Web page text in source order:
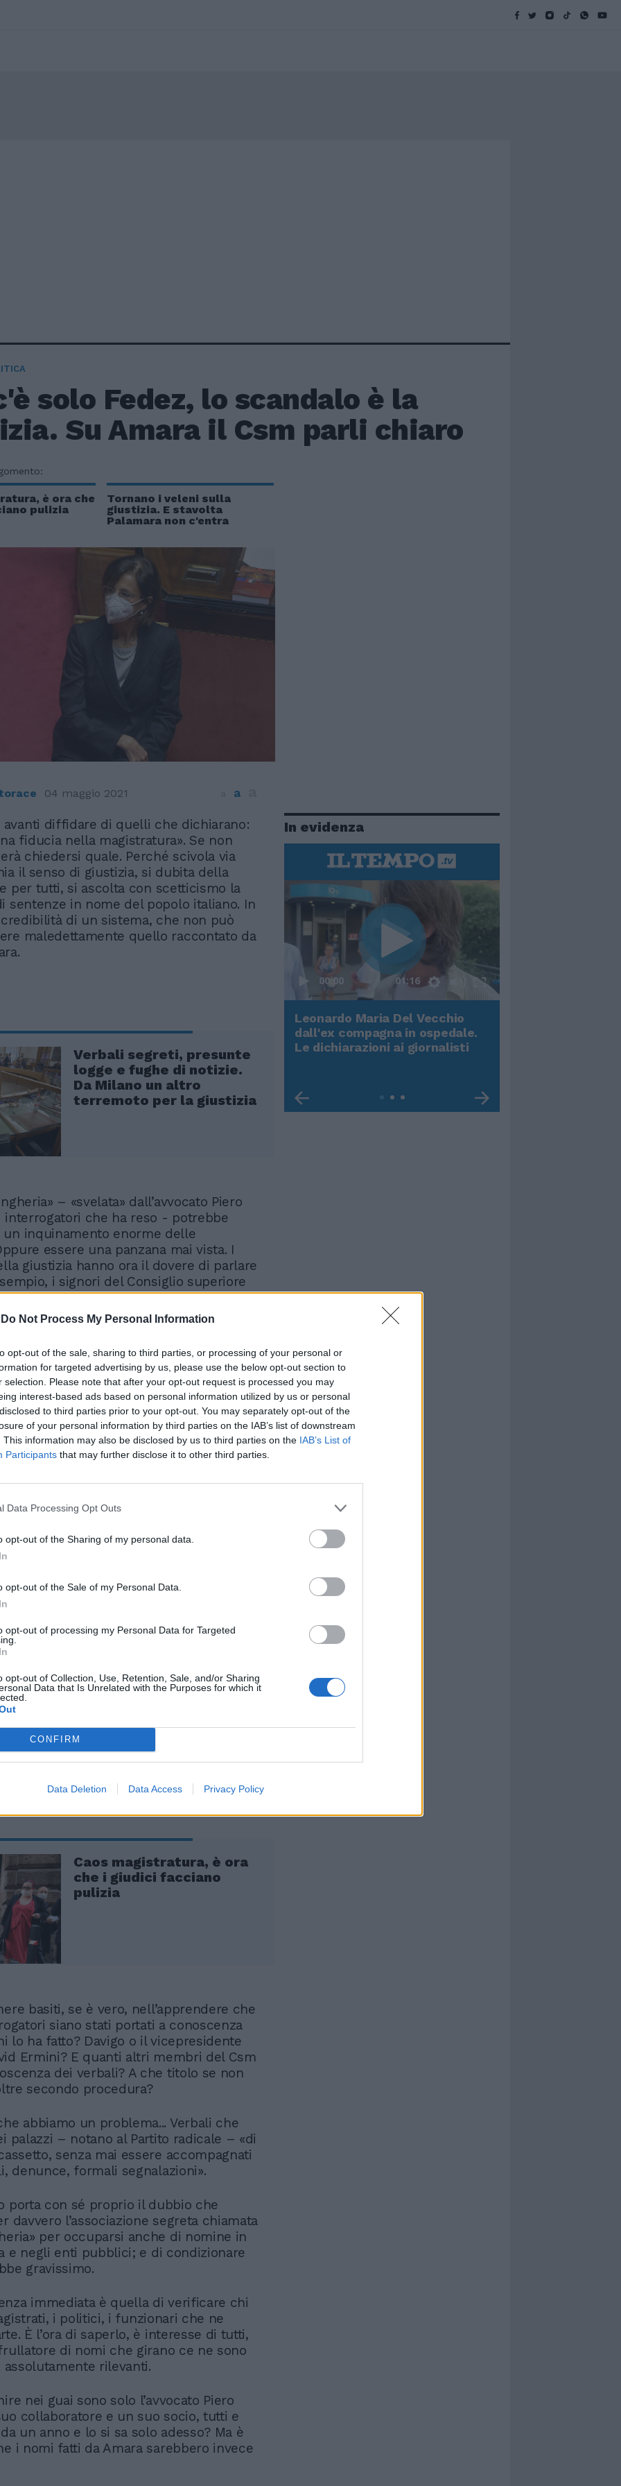
Do Not Process My Personal Information
opt-out of the sale, sharing to third parties, or processing of your personal or
for targeted advertising by us, please use the below opt-out section to
selection. Please note that after your opt-out request is processed you may
interest-based ads based on personal information utilized by us or personal
to third parties prior to your opt-out. You may separately opt-out of the
of your personal information by third parties on the IAB’s list of downstream
This information may also be disclosed by us to third parties on the IAB’s List of
Participants that may further disclose it to other third parties.
Data Processing Opt Outs
opt-out of the Sharing of my personal data.
opt-out of the Sale of my Personal Data.
opt-out of processing my Personal Data for Targeted
opt-out of Collection, Use, Retention, Sale, and/or Sharing
Data that Is Unrelated with the Purposes for which it
CONFIRM
Data Deletion Data Access Privacy Policy
solo Fedez, lo scandalo è la
Su Amara il Csm parli chiaro
è ora che
pulizia
Tornano i veleni sulla
giustizia. E stavolta
Palamara non c'entra
04 maggio 2021 a
avanti diffidare di quelli che dichiarano:
fiducia nella magistratura». Se non
chiedersi quale. Perché scivola via
il senso di giustizia, si dubita della
per tutti, si ascolta con scetticismo la
sentenze in nome del popolo italiano. In
credibilità di un sistema, che non può
maledettamente quello raccontato da
Verbali segreti, presunte
logge e fughe di notizie.
Da Milano un altro
terremoto per la giustizia
– «svelata» dall’avvocato Piero
interrogatori che ha reso - potrebbe
un inquinamento enorme delle
essere una panzana mai vista. I
giustizia hanno ora il dovere di parlare
i signori del Consiglio superiore
Con in testa chi comanda. (Oggi ci
di presidenza dell’organo di
dei giudici, giovedì arriveranno davanti al
dello Stato Sergio Mattarella e la
Marta Cartabia).
Tornano i veleni sulla
è quella di trovarsi di fronte ad uno
infila sempre qualche verbale, come
alcuni giornali sempre molto informati
Ma stavolta non li hanno pubblicati. I
«per evitare guai» a qualche
da tutelare. Ad esempio, Piercamillo
la curiosa modalità di consegna di quei
del pm milanese Paolo Storari, e
citato nelle deposizioni.
Caos magistratura, è ora
che i giudici facciano
pulizia
basiti, se è vero, nell’apprendere che
siano stati portati a conoscenza
lo ha fatto? Davigo o il vicepresidente
Ermini? E quanti altri membri del Csm
dei verbali? A che titolo se non
secondo procedura?
abbiamo un problema... Verbali che
palazzi – notano al Partito radicale – «di
senza mai essere accompagnati
denunce, formali segnalazioni».
porta con sé proprio il dubbio che
davvero l’associazione segreta chiamata
per occuparsi anche di nomine in
e negli enti pubblici; e di condizionare
gravissimo.
immediata è quella di verificare chi
i politici, i funzionari che ne
È l’ora di saperlo, è interesse di tutti,
di nomi che girano ce ne sono
assolutamente rilevanti.
nei guai sono solo l’avvocato Piero
collaboratore e un suo socio, tutti e
un anno e lo si sa solo adesso? Ma è
i nomi fatti da Amara sarebbero invece
In evidenza
Trump, Meloni e la strategia
americana
00:00 01:16
Leonardo Maria Del Vecchio
dall'ex compagna in ospedale.
Le dichiarazioni ai giornalisti